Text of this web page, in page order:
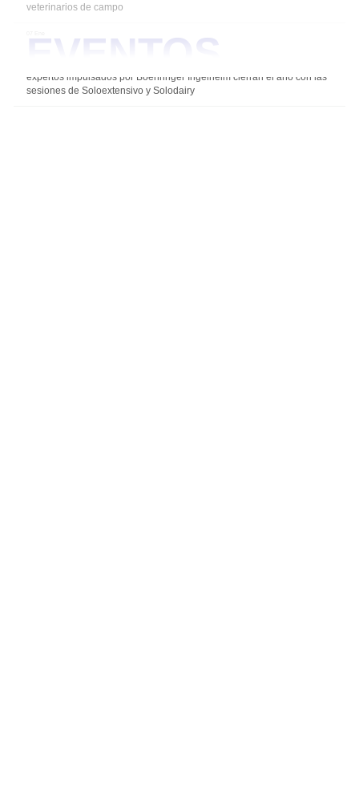
veterinarios de campo
Eventos
expertos impulsados por Boehringer Ingelheim cierran el año con las
sesiones de Soloextensivo y Solodairy